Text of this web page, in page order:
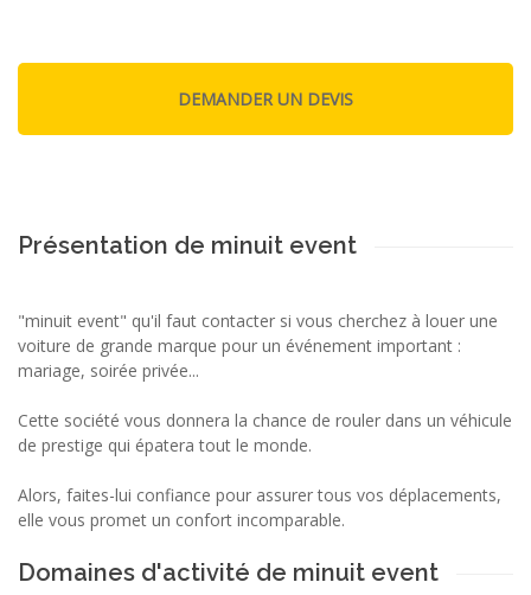
Présentation de minuit event
"minuit event" qu'il faut contacter si vous cherchez à louer une
voiture de grande marque pour un événement important :
mariage, soirée privée...
Cette société vous donnera la chance de rouler dans un véhicule
de prestige qui épatera tout le monde.
Alors, faites-lui confiance pour assurer tous vos déplacements,
elle vous promet un confort incomparable.
Domaines d'activité de minuit event